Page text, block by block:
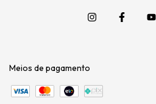
Meios de pagamento